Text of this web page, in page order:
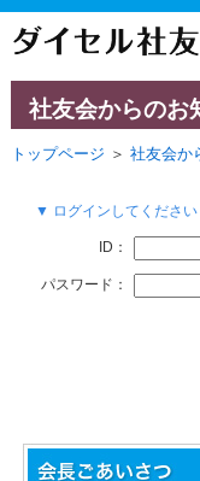
社友会からのお
トップページ ＞ 社友会か
▼ ログインしてください
ID：
パスワード：